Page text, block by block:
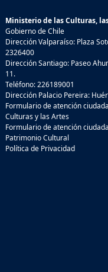
Ministerio de las Culturas,
Gobierno de Chile
Dirección Valparaíso: Plaza
2326400
Dirección Santiago: Paseo
11.
Teléfono: 226189001
Dirección Palacio Pereira:
Formulario de atención
Culturas y las Artes
Formulario de atención
Patrimonio Cultural
Política de Privacidad